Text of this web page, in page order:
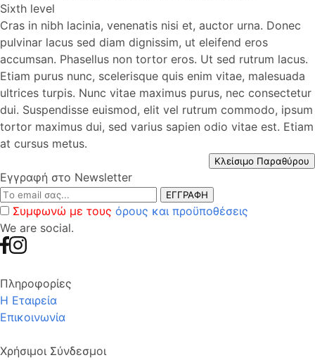
Sixth level
Cras in nibh lacinia, venenatis nisi et, auctor urna. Donec
pulvinar lacus sed diam dignissim, ut eleifend eros
accumsan. Phasellus non tortor eros. Ut sed rutrum lacus.
Etiam purus nunc, scelerisque quis enim vitae, malesuada
ultrices turpis. Nunc vitae maximus purus, nec consectetur
dui. Suspendisse euismod, elit vel rutrum commodo, ipsum
tortor maximus dui, sed varius sapien odio vitae est. Etiam
at cursus metus.
Κλείσιμο Παραθύρου
Εγγραφή στο Newsletter
ΕΓΓΡΑΦΗ
Συμφωνώ με τους όρους και προϋποθέσεις
We are social.
Πληροφορίες
Η Εταιρεία
Επικοινωνία
Χρήσιμοι Σύνδεσμοι